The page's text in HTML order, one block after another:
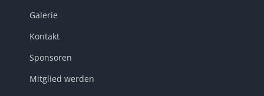
Galerie
Kontakt
Sponsoren
Mitglied werden